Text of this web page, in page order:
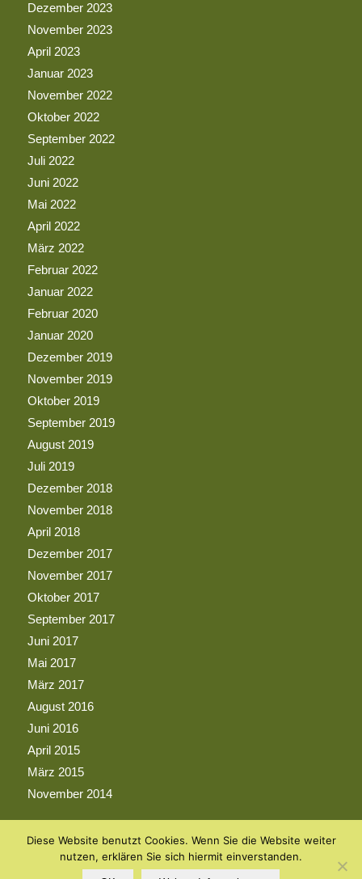
Dezember 2023
November 2023
April 2023
Januar 2023
November 2022
Oktober 2022
September 2022
Juli 2022
Juni 2022
Mai 2022
April 2022
März 2022
Februar 2022
Januar 2022
Februar 2020
Januar 2020
Dezember 2019
November 2019
Oktober 2019
September 2019
August 2019
Juli 2019
Dezember 2018
November 2018
April 2018
Dezember 2017
November 2017
Oktober 2017
September 2017
Juni 2017
Mai 2017
März 2017
August 2016
Juni 2016
April 2015
März 2015
November 2014
Diese Website benutzt Cookies. Wenn Sie die Website weiter
nutzen, erklären Sie sich hiermit einverstanden.